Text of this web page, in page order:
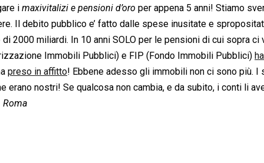
i maxivitalizi e pensioni d’oro per appena 5 anni! Stiamo
Il debito pubblico e’ fatto dalle spese inusitate e
2000 miliardi. In 10 anni SOLO per le pensioni di cui sopra ci
Immobili Pubblici) e FIP (Fondo Immobili Pubblici) ha
preso in affitto! Ebbene adesso gli immobili non ci sono più. I
nostri! Se qualcosa non cambia, e da subito, i conti li
Roma